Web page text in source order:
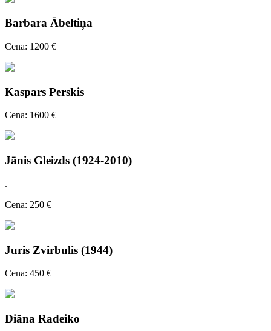
Barbara Ābeltiņa
Cena: 1200 €
Kaspars Perskis
Cena: 1600 €
Jānis Gleizds (1924-2010)
.
Cena: 250 €
Juris Zvirbulis (1944)
Cena: 450 €
Diāna Radeiko